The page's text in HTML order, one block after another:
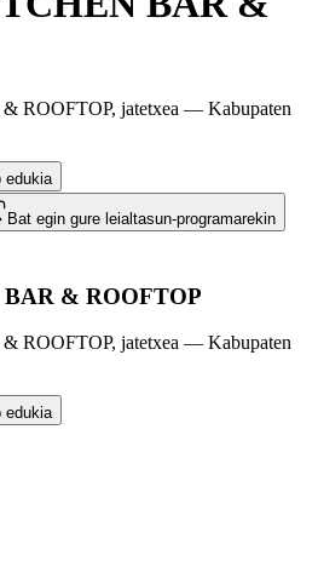
ROOFTOP, jatetxea — Kabupaten
edukia
Bat egin gure leialtasun-programarekin
& ROOFTOP
ROOFTOP, jatetxea — Kabupaten
edukia